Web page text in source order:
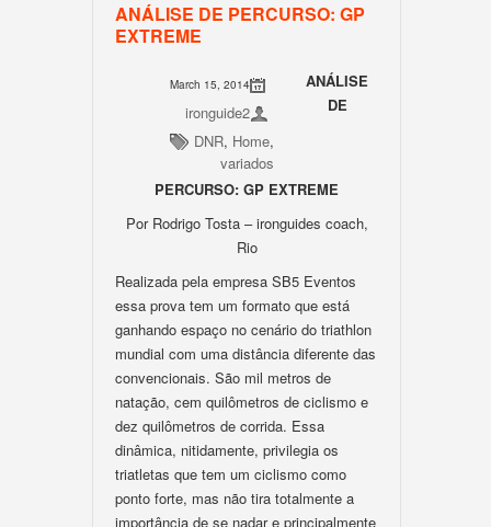
ANÁLISE DE PERCURSO: GP
EXTREME
March 15, 2014
ironguide2
DNR, Home,
variados
ANÁLISE
DE
PERCURSO: GP EXTREME
Por Rodrigo Tosta – ironguides coach,
Rio
Realizada pela empresa SB5 Eventos
essa prova tem um formato que está
ganhando espaço no cenário do triathlon
mundial com uma distância diferente das
convencionais. São mil metros de
natação, cem quilômetros de ciclismo e
dez quilômetros de corrida. Essa
dinâmica, nitidamente, privilegia os
triatletas que tem um ciclismo como
ponto forte, mas não tira totalmente a
importância de se nadar e principalmente